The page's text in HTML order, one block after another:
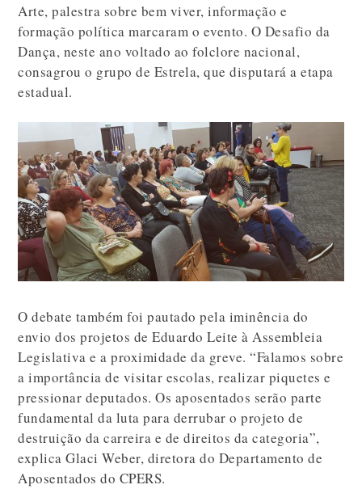
Arte, palestra sobre bem viver, informação e
formação política marcaram o evento. O Desafio da
Dança, neste ano voltado ao folclore nacional,
consagrou o grupo de Estrela, que disputará a etapa
estadual.
O debate também foi pautado pela iminência do
envio dos projetos de Eduardo Leite à Assembleia
Legislativa e a proximidade da greve. “Falamos sobre
a importância de visitar escolas, realizar piquetes e
pressionar deputados. Os aposentados serão parte
fundamental da luta para derrubar o projeto de
destruição da carreira e de direitos da categoria”,
explica Glaci Weber, diretora do Departamento de
Aposentados do CPERS.